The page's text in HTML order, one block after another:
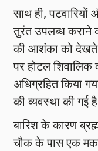
साथ ही, पटवारियों
तुरंत उपलब्ध कराने
की आशंका को देखते
पर होटल शिवालिक
अधिग्रहित किया
की व्यवस्था की गई
बारिश के कारण
चौक के पास एक